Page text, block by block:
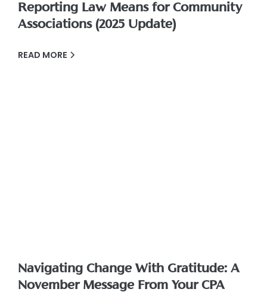
Reporting Law Means for Community
Associations (2025 Update)
READ MORE
Navigating Change With Gratitude: A
November Message From Your CPA